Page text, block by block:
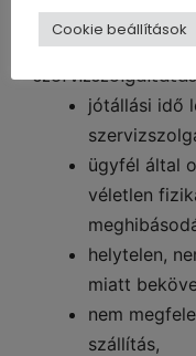
körébe tartoznak
kizárólagosan az
jótállási idő
ügyfél által
véletlen
helytelen,
miatt
nem
szállítás,
Cookie beállítások